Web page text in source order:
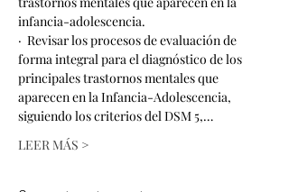
infancia-adolescencia.
·  Revisar los procesos de evaluación de
forma integral para el diagnóstico de los
principales trastornos mentales que
aparecen en la Infancia-Adolescencia,
siguiendo los criterios del DSM 5,…
LEER MÁS >